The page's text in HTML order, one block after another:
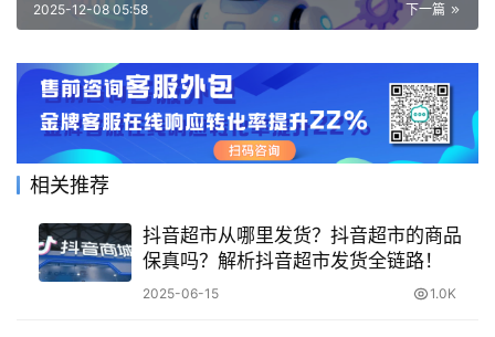
下一篇
2025-12-08 05:58
相关推荐
抖音超市从哪里发货？抖音超市的商品
保真吗？解析抖音超市发货全链路！
2025-06-15 1.0K